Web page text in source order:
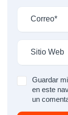
Guardar
en este
un